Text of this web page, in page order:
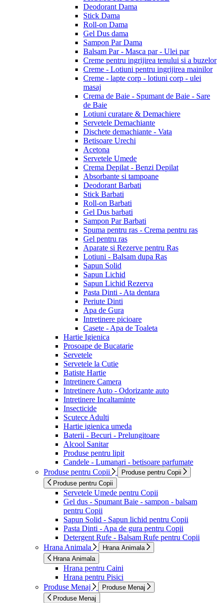
Deodorant Dama
Stick Dama
Roll-on Dama
Gel Dus dama
Sampon Par Dama
Balsam Par - Masca par - Ulei par
Creme pentru ingrijirea tenului si a buzelor
Creme - Lotiuni pentru ingrijirea mainilor
Creme - lapte corp - lotiuni corp - ulei
masaj
Crema de Baie - Spumant de Baie - Sare
de Baie
Lotiuni curatare & Demachiere
Servetele Demachiante
Dischete demachiante - Vata
Betisoare Urechi
Acetona
Servetele Umede
Crema Depilat - Benzi Depilat
Absorbante si tampoane
Deodorant Barbati
Stick Barbati
Roll-on Barbati
Gel Dus barbati
Sampon Par Barbati
Spuma pentru ras - Crema pentru ras
Gel pentru ras
Aparate si Rezerve pentru Ras
Lotiuni - Balsam dupa Ras
Sapun Solid
Sapun Lichid
Sapun Lichid Rezerva
Pasta Dinti - Ata dentara
Periute Dinti
Apa de Gura
Intretinere picioare
Casete - Apa de Toaleta
Hartie Igienica
Prosoape de Bucatarie
Servetele
Servetele la Cutie
Batiste Hartie
Intretinere Camera
Intretinere Auto - Odorizante auto
Intretinere Incaltaminte
Insecticide
Scutece Adulti
Hartie igienica umeda
Baterii - Becuri - Prelungitoare
Alcool Sanitar
Produse pentru lipit
Candele - Lumanari - betisoare parfumate
Produse pentru Copii
Produse pentru Copii
Produse pentru Copii
Servetele Umede pentru Copii
Gel dus - Spumant Baie - sampon - balsam
pentru Copii
Sapun Solid - Sapun lichid pentru Copii
Pasta Dinti - Apa de gura pentru Copii
Detergent Rufe - Balsam Rufe pentru Copii
Hrana Animala
Hrana Animala
Hrana Animala
Hrana pentru Caini
Hrana pentru Pisici
Produse Menaj
Produse Menaj
Produse Menaj